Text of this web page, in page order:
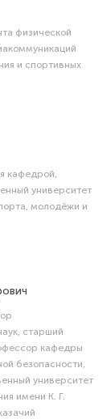
физической
и спортивных
кафедрой,
университет
молодёжи и
старший
кафедры
безопасности,
университет
имени К. Г.